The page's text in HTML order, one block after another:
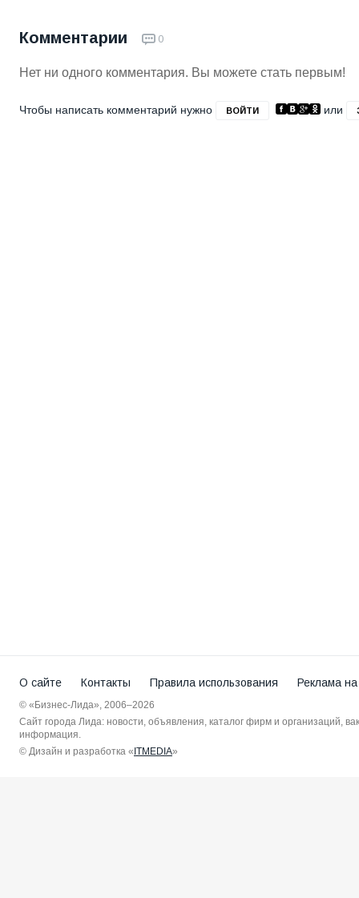
Комментарии 0
Нет ни одного комментария. Вы можете стать первым!
Чтобы написать комментарий нужно ВОЙТИ или
О сайте Контакты Правила использования Реклама
© «Бизнес-Лида», 2006–2026
Сайт города Лида: новости, объявления, каталог фирм и организаций,
информация.
© Дизайн и разработка « ITMEDIA»